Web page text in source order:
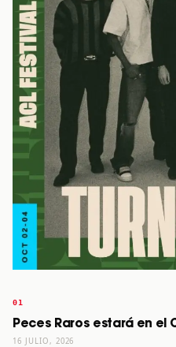
Peces Raros estará en el
16 JULIO, 2026